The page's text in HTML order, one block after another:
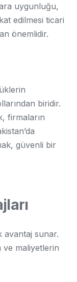
uygunluğu,
edilmesi ticari
önemlidir.
biridir.
firmaların
güvenli bir
avantaj sunar.
ve maliyetlerin